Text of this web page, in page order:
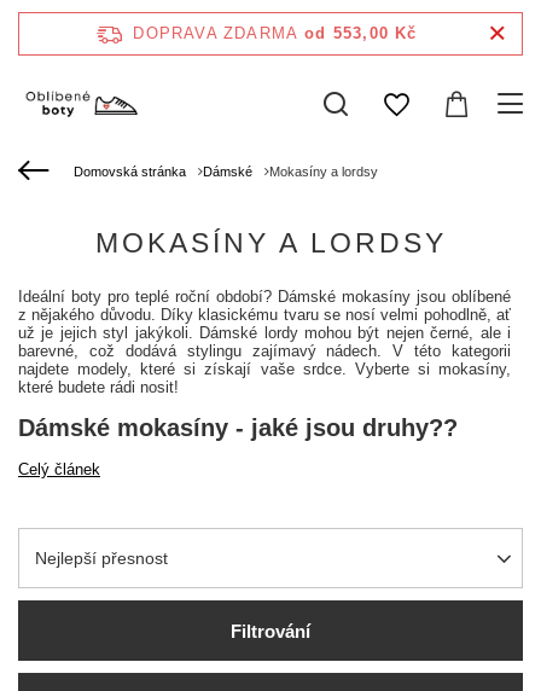
DOPRAVA ZDARMA od 553,00 Kč
Domovská stránka Dámské Mokasíny a lordsy
MOKASÍNY A LORDSY
Ideální boty pro teplé roční období? Dámské mokasíny jsou oblíbené
z nějakého důvodu. Díky klasickému tvaru se nosí velmi pohodlně, ať
už je jejich styl jakýkoli. Dámské lordy mohou být nejen černé, ale i
barevné, což dodává stylingu zajímavý nádech. V této kategorii
najdete modely, které si získají vaše srdce. Vyberte si mokasíny,
které budete rádi nosit!
Dámské mokasíny - jaké jsou druhy??
Celý článek
Zmień sortowanie
Nejlepší přesnost
Filtrování